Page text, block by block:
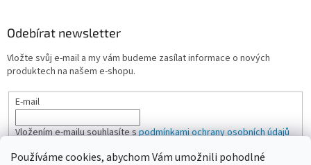
Používáme cookies, abychom Vám umožnili pohodlné
Odebírat newsletter
Vložte svůj e-mail a my vám budeme zasílat informace o nových
produktech na našem e-shopu.
E-mail
Vložením e-mailu souhlasíte spodmínkami ochrany osobních údajů